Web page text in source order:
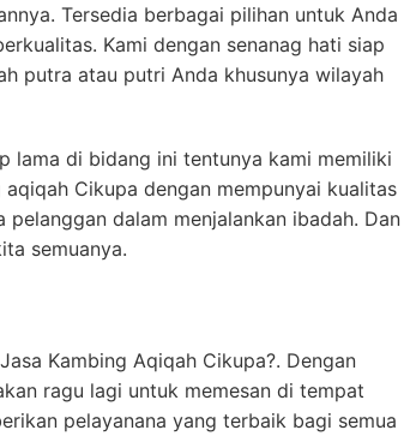
Tersedia berbagai pilihan untuk Anda
Kami dengan senanag hati siap
putra atau putri Anda khusunya wilayah
lama di bidang ini tentunya kami memiliki
Cikupa dengan mempunyai kualitas
dalam menjalankan ibadah. Dan
semuanya.
Kambing Aqiqah Cikupa?. Dengan
ragu lagi untuk memesan di tempat
pelayanana yang terbaik bagi semua